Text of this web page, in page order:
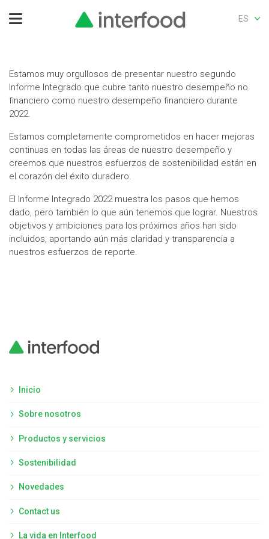
ES
Estamos muy orgullosos de presentar nuestro segundo
Informe Integrado que cubre tanto nuestro desempeño no
financiero como nuestro desempeño financiero durante
2022.
Estamos completamente comprometidos en hacer mejoras
continuas en todas las áreas de nuestro desempeño y
creemos que nuestros esfuerzos de sostenibilidad están en
el corazón del éxito duradero.
El Informe Integrado 2022 muestra los pasos que hemos
dado, pero también lo que aún tenemos que lograr. Nuestros
objetivos y ambiciones para los próximos años han sido
incluidos, aportando aún más claridad y transparencia a
nuestros esfuerzos de reporte.
Inicio
Sobre nosotros
Productos y servicios
Sostenibilidad
Novedades
Contact us
La vida en Interfood